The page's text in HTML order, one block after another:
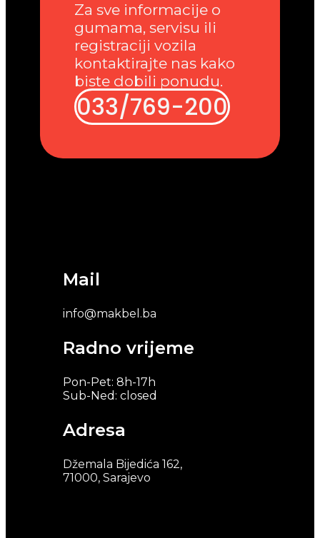
Mail
info@makbel.ba
Radno vrijeme
Pon-Pet: 8h-17h
Sub-Ned: closed
Adresa
Džemala Bijedića 162,
71000, Sarajevo
Za sve informacije o
gumama, servisu ili
registraciji vozila
kontaktirajte nas kako
biste dobili ponudu.
033/769-200